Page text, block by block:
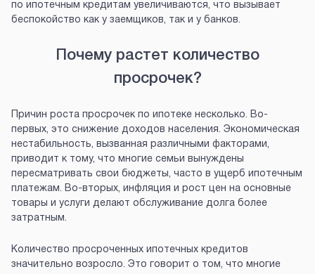
по ипотечным кредитам увеличиваются, что вызывает
беспокойство как у заемщиков, так и у банков.
Почему растет количество
просрочек?
Причин роста просрочек по ипотеке несколько. Во-
первых, это снижение доходов населения. Экономическая
нестабильность, вызванная различными факторами,
приводит к тому, что многие семьи вынуждены
пересматривать свои бюджеты, часто в ущерб ипотечным
платежам. Во-вторых, инфляция и рост цен на основные
товары и услуги делают обслуживание долга более
затратным.
Количество просроченных ипотечных кредитов
значительно возросло. Это говорит о том, что многие